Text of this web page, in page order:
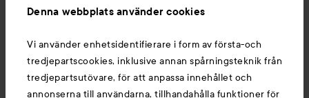
Denna webbplats använder cookies
Vi använder enhetsidentifierare i form av första-och
tredjepartscookies, inklusive annan spårningsteknik från
tredjepartsutövare, för att anpassa innehållet och
annonserna till användarna, tillhandahålla funktioner för
Du kanske också gillar